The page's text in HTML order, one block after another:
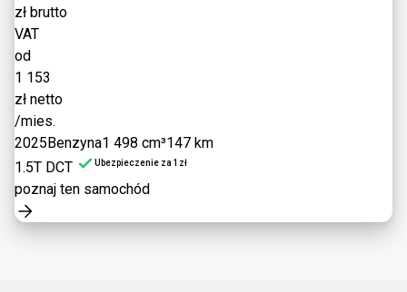
zł brutto
VAT
od
1 153
zł netto
/mies.
2025Benzyna1 498 cm³147 km
1.5T DCT
Ubezpieczenie za 1zł
poznaj ten samochód